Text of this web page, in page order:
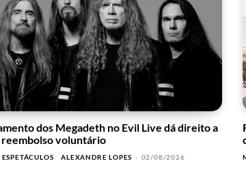
dos Megadeth no Evil Live dá direito a
reembolso voluntário
ALEXANDRE LOPES - 02/08/2026